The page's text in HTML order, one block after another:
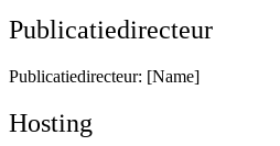
Publicatiedirecteur
Publicatiedirecteur: [Name]
Hosting